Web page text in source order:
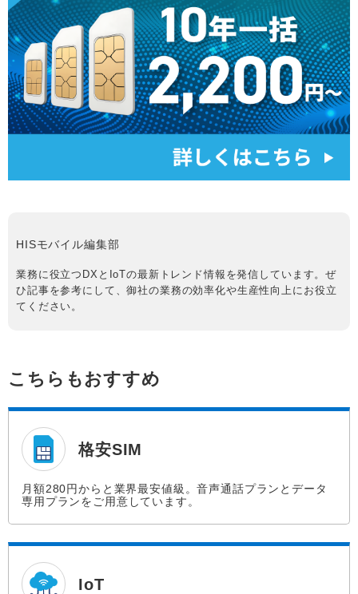
HISモバイル編集部
業務に役立つDXとIoTの最新トレンド情報を発信しています。ぜ
ひ記事を参考にして、御社の業務の効率化や生産性向上にお役立
てください。
こちらもおすすめ
格安SIM
月額280円からと業界最安値級。音声通話プランとデータ
専用プランをご用意しています。
IoT